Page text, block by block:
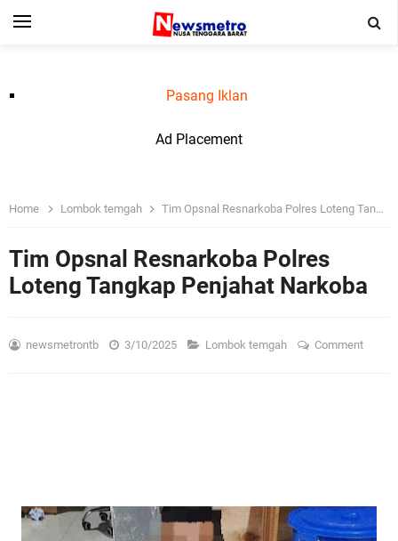
Pasang Iklan
Ad Placement
Home Lombok temgah Tim Opsnal Resnarkoba Polres Loteng Tangkap Penjahat Narkoba
Tim Opsnal Resnarkoba Polres
Loteng Tangkap Penjahat Narkoba
newsmetrontb 3/10/2025 Lombok temgah Comment